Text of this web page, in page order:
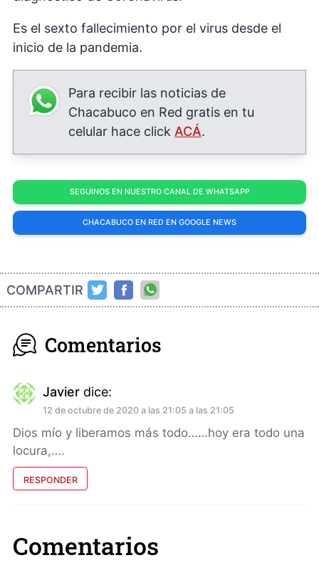
Es el sexto fallecimiento por el virus desde el
inicio de la pandemia.
Para recibir las noticias de
Chacabuco en Red gratis en tu
celular hace click ACÁ.
SEGUINOS EN NUESTRO CANAL DE WHATSAPP
CHACABUCO EN RED EN GOOGLE NEWS
COMPARTIR
Comentarios
Javier dice:
12 de octubre de 2020 a las 21:05 a las 21:05
Dios mío y liberamos más todo……hoy era todo una
locura,….
RESPONDER
Comentarios